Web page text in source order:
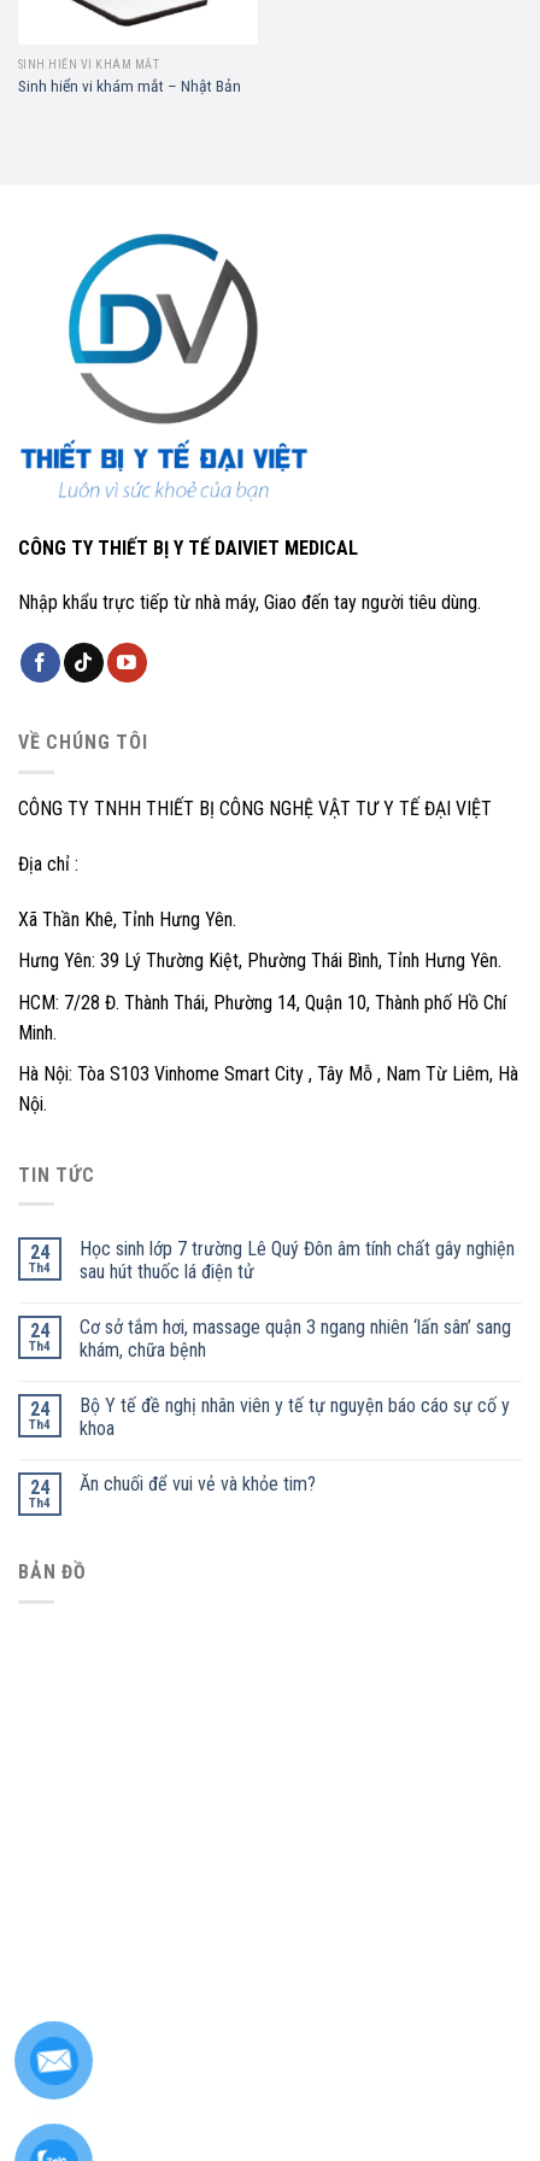
SINH HIỂN VI KHÁM MẮT
Sinh hiển vi khám mắt – Nhật Bản
CÔNG TY THIẾT BỊ Y TẾ DAIVIET MEDICAL
Nhập khẩu trực tiếp từ nhà máy, Giao đến tay người tiêu dùng.
VỀ CHÚNG TÔI
CÔNG TY TNHH THIẾT BỊ CÔNG NGHỆ VẬT TƯ Y TẾ ĐẠI VIỆT
Địa chỉ :
Xã Thần Khê, Tỉnh Hưng Yên.
Hưng Yên: 39 Lý Thường Kiệt, Phường Thái Bình, Tỉnh Hưng Yên.
HCM: 7/28 Đ. Thành Thái, Phường 14, Quận 10, Thành phố Hồ Chí
Minh.
Hà Nội: Tòa S103 Vinhome Smart City , Tây Mỗ , Nam Từ Liêm, Hà
Nội.
TIN TỨC
24
Th4
Học sinh lớp 7 trường Lê Quý Đôn âm tính chất gây nghiện
sau hút thuốc lá điện tử
24
Th4
Cơ sở tắm hơi, massage quận 3 ngang nhiên ‘lấn sân’ sang
khám, chữa bệnh
24
Th4
Bộ Y tế đề nghị nhân viên y tế tự nguyện báo cáo sự cố y
khoa
24
Th4
Ăn chuối để vui vẻ và khỏe tim?
BẢN ĐỒ